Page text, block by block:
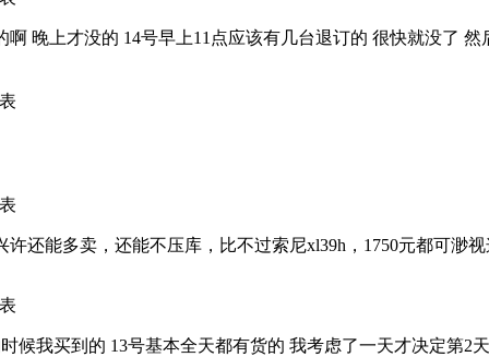
啊 晚上才没的 14号早上11点应该有几台退订的 很快就没了 然
许还能多卖，还能不压库，比不过索尼xl39h，1750元都可渺
候我买到的 13号基本全天都有货的 我考虑了一天才决定第2